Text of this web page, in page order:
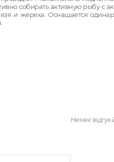
собирать активную рыбу с
язя и жереха. Оснащается
Немає